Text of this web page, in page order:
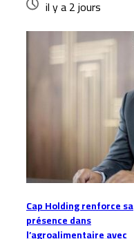
il y a 2 jours
Cap Holding renforce sa
présence dans
l’agroalimentaire avec